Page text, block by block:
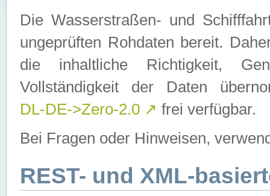
Die Wasserstraßen- und
ungeprüften Rohdaten bereit.
die inhaltliche Richtigkeit,
Vollständigkeit der Daten
DL-DE->Zero-2.0 ↗ frei verfügbar.
Bei Fragen oder Hinweisen,
REST- und XML-